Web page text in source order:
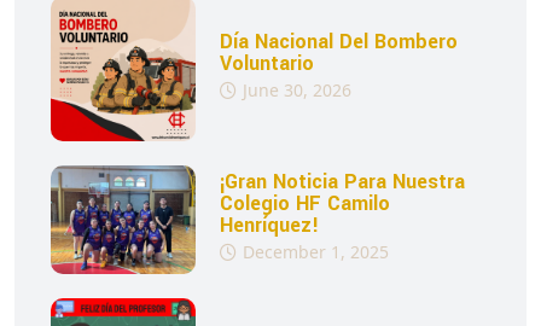
Día Nacional Del Bombero
Voluntario
June 30, 2026
¡Gran Noticia Para Nuestra
Colegio HF Camilo
Henríquez!
December 1, 2025